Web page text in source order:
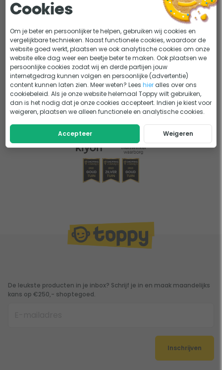
07-05-2020Geschreven door Zef
Heel tevreden met deze pomp
Doet wat het moet doen
Krachtige doorstroming
1
De leukste producten in je inbox? Schrijf je in en maak maandelijks
kans op €250,- shoptegoed.
Inschrijven
Cookies
Om je beter en persoonlijker te helpen, gebruiken wij cookies en
vergelijkbare technieken. Naast functionele cookies, waardoor de
website goed werkt, plaatsen we ook analytische cookies om onze
website elke dag weer een beetje beter te maken. Ook plaatsen we
persoonlijke cookies zodat wij en derde partijen jouw
internetgedrag kunnen volgen en persoonlijke (advertentie)
content kunnen laten zien. Meer weten? Leeshier alles over ons
cookiebeleid. Als je onze website helemaal Toppy wilt gebruiken,
dan is het nodig dat je onze cookies accepteert. Indien je kiest voor
weigeren, plaatsen we alleen functionele en analytische cookies.
Accepteer Weigeren